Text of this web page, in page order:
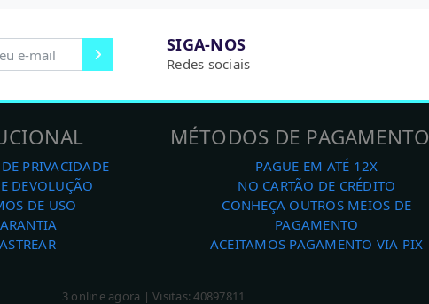
SIGA-NOS
Redes sociais
PRIVACIDADE
DEVOLUÇÃO
DE USO
MÉTODOS DE PAGAMENTO
PAGUE EM ATÉ 12X
NO CARTÃO DE CRÉDITO
CONHEÇA OUTROS MEIOS DE
PAGAMENTO
ACEITAMOS PAGAMENTO VIA PIX
3 online agora | Visitas: 40897811